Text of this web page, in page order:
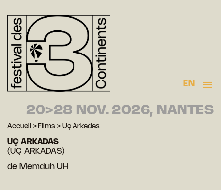
EN
20>28 NOV. 2026, NANTES
Accueil > Films > Uç Arkadas
UÇ ARKADAS
(UÇ ARKADAS)
de Memduh UH